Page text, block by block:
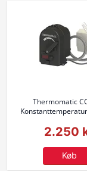
Thermomatic
2.250
Køb